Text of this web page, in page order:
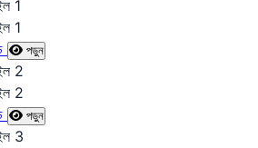
1
1
পড়ুন
2
2
পড়ুন
3